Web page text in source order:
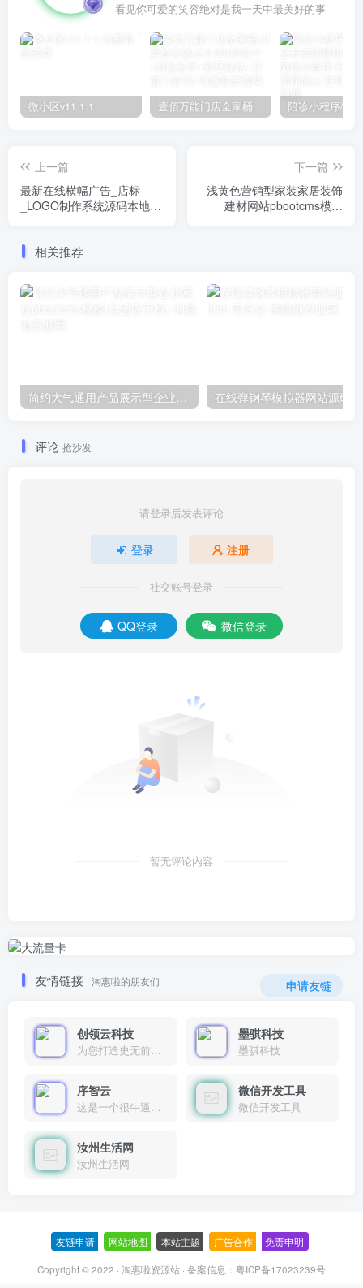
看见你可爱的笑容绝对是我一天中最美好的事
微小区v11.1.1 壹佰万能门店全家桶10套独立版v2.6.68(​多商户+智能名片+智慧轻站+万能门店等)
上一篇
最新在线横幅广告_店标
_LOGO制作系统源码本地接
下一篇
浅黄色营销型家装家居装饰
建材网站pbootcms模板
相关推荐
评论 抢沙发
请登录后发表评论
登录 注册
社交账号登录
QQ登录 微信登录
暂无评论内容
友情链接 淘惠啦的朋友们 申请友链
创领云科技
为您打造史无前例的应用产品带您认识新时代产品的创新
墨骐科技
墨骐科技
序智云
这是一个很牛逼的开发者，要开发找他准行！
微信开发工具
微信开发工具
汝州生活网
汝州生活网
友链申请 网站地图 本站主题 广告合作 免责申明
Copyright © 2022 · 淘惠啦资源站 · 备案信息： 粤ICP备17023239号